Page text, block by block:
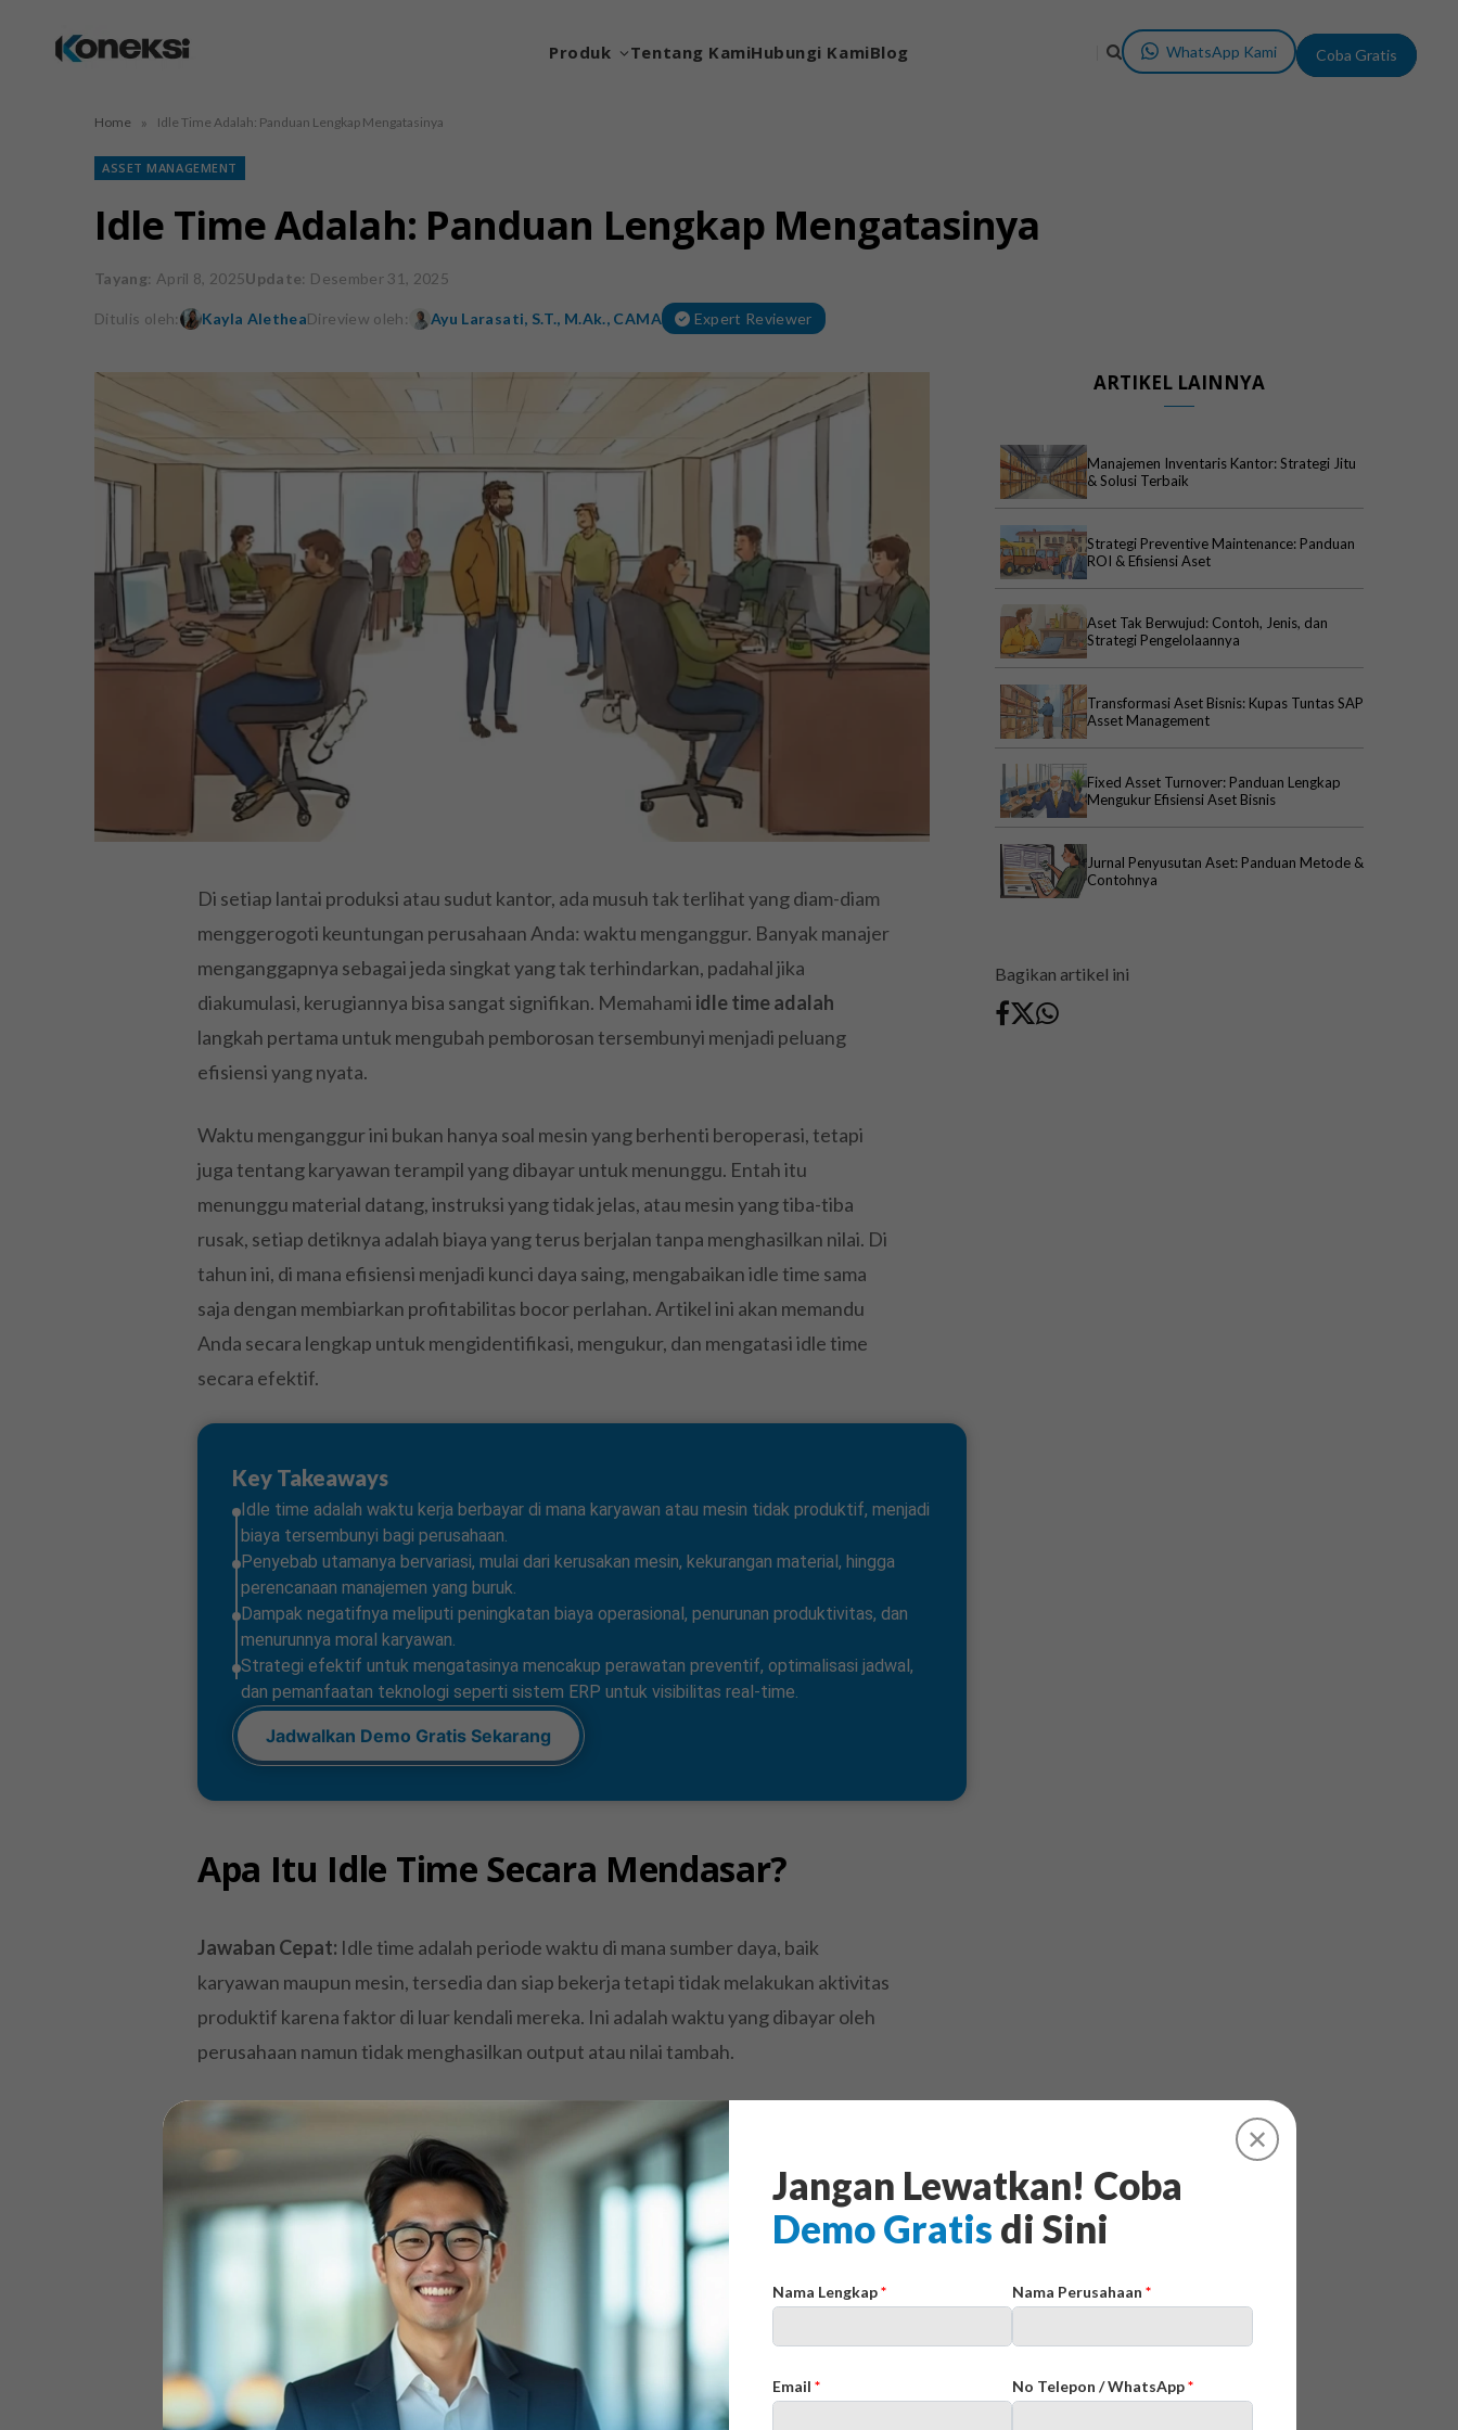
✕
Jangan Lewatkan! Coba
Demo Gratis di Sini
Nama Lengkap* Nama Perusahaan*
Email * No Telepon / WhatsApp*
Produk Tentang KamiHubungi KamiBlog WhatsApp Kami Coba Gratis
Home » Idle Time Adalah: Panduan Lengkap Mengatasinya
ASSET MANAGEMENT
Idle Time Adalah: Panduan Lengkap Mengatasinya
Tayang: April 8, 2025Update: Desember 31, 2025
Ditulis oleh: Kayla AletheaDireview oleh: Ayu Larasati, S.T., M.Ak., CAMA Expert Reviewer
Di setiap lantai produksi atau sudut kantor, ada musuh tak terlihat yang diam-diam
menggerogoti keuntungan perusahaan Anda: waktu menganggur. Banyak manajer
menganggapnya sebagai jeda singkat yang tak terhindarkan, padahal jika
diakumulasi, kerugiannya bisa sangat signifikan. Memahami idle time adalah
langkah pertama untuk mengubah pemborosan tersembunyi menjadi peluang
efisiensi yang nyata.
Waktu menganggur ini bukan hanya soal mesin yang berhenti beroperasi, tetapi
juga tentang karyawan terampil yang dibayar untuk menunggu. Entah itu
menunggu material datang, instruksi yang tidak jelas, atau mesin yang tiba-tiba
rusak, setiap detiknya adalah biaya yang terus berjalan tanpa menghasilkan nilai. Di
tahun ini, di mana efisiensi menjadi kunci daya saing, mengabaikan idle time sama
saja dengan membiarkan profitabilitas bocor perlahan. Artikel ini akan memandu
Anda secara lengkap untuk mengidentifikasi, mengukur, dan mengatasi idle time
secara efektif.
Key Takeaways
Idle time adalah waktu kerja berbayar di mana karyawan atau mesin tidak produktif, menjadi
biaya tersembunyi bagi perusahaan.
Penyebab utamanya bervariasi, mulai dari kerusakan mesin, kekurangan material, hingga
perencanaan manajemen yang buruk.
Dampak negatifnya meliputi peningkatan biaya operasional, penurunan produktivitas, dan
menurunnya moral karyawan.
Strategi efektif untuk mengatasinya mencakup perawatan preventif, optimalisasi jadwal,
dan pemanfaatan teknologi seperti sistem ERP untuk visibilitas real-time.
Jadwalkan Demo Gratis Sekarang
Apa Itu Idle Time Secara Mendasar?
Jawaban Cepat: Idle time adalah periode waktu di mana sumber daya, baik
karyawan maupun mesin, tersedia dan siap bekerja tetapi tidak melakukan aktivitas
produktif karena faktor di luar kendali mereka. Ini adalah waktu yang dibayar oleh
perusahaan namun tidak menghasilkan output atau nilai tambah.
Penting untuk membedakan idle time dari waktu istirahat yang telah dijadwalkan,
seperti istirahat makan siang atau jeda kopi. Waktu istirahat adalah bagian dari
kondisi kerja yang wajar. Sebaliknya, idle time adalah waktu yang seharusnya
produktif namun terbuang sia-sia.
Sebagai contoh sederhana, bayangkan seorang operator mesin produksi yang
harus berhenti bekerja selama 30 menit karena menunggu pasokan material
mentah tiba. Selama 30 menit itu, ia tetap dibayar, namun tidak ada produk yang
dihasilkan. Waktu inilah yang disebut sebagai idle time atau waktu menganggur.
ARTIKEL LAINNYA
Manajemen Inventaris Kantor: Strategi Jitu
& Solusi Terbaik
Strategi Preventive Maintenance: Panduan
ROI & Efisiensi Aset
Aset Tak Berwujud: Contoh, Jenis, dan
Strategi Pengelolaannya
Transformasi Aset Bisnis: Kupas Tuntas SAP
Asset Management
Fixed Asset Turnover: Panduan Lengkap
Mengukur Efisiensi Aset Bisnis
Jurnal Penyusutan Aset: Panduan Metode &
Contohnya
Bagikan artikel ini